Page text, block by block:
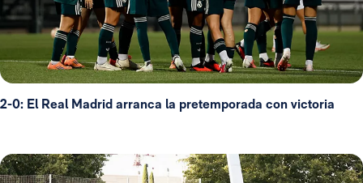
2-0: El Real Madrid arranca la pretemporada con victoria